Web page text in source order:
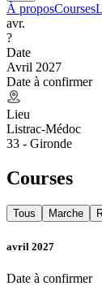
À proposCourses
avr.
?
Date
Avril 2027
Date à confirmer
Lieu
Listrac-Médoc
33 - Gironde
Courses
Tous Marche
avril 2027
Date à confirmer